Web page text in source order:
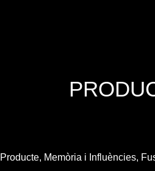
Memòria i Influències,